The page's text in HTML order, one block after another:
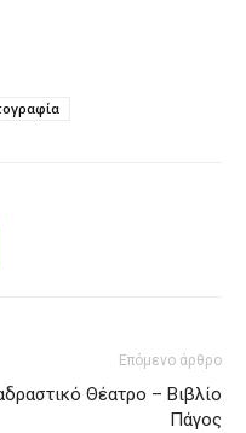
Επόμενο άρθρο
Θέατρο – Βιβλίο
Πάγος